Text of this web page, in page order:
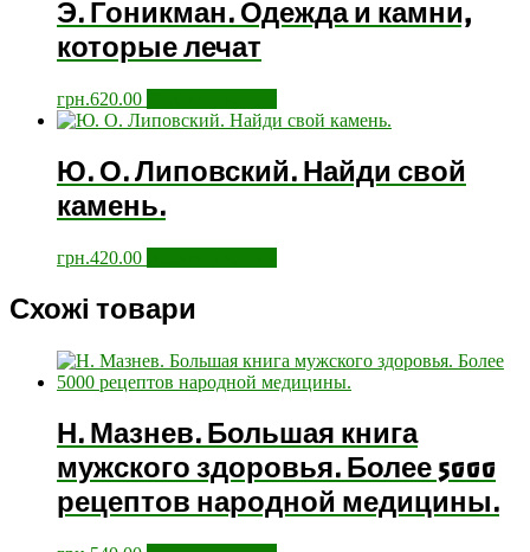
Э. Гоникман. Одежда и камни,
которые лечат
грн.620.00
Ю. О. Липовский. Найди свой
камень.
грн.420.00
Схожі товари
Н. Мазнев. Большая книга
мужского здоровья. Более 5000
рецептов народной медицины.